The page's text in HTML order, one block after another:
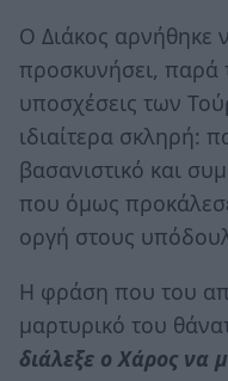
Ο Διάκος αρνήθηκε
προσκυνήσει, παρά
υποσχέσεις των
ιδιαίτερα σκληρή:
βασανιστικό και
που όμως
οργή στους
Η φράση που του
μαρτυρικό του
διάλεξε ο Χάρος να